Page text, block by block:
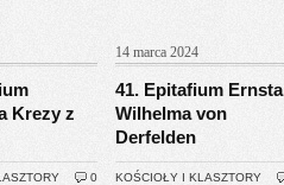
Krezy z
0
14 marca 2024
41. Epitafium Ernsta
Wilhelma von
Derfelden
KOŚCIOŁY I KLASZTORY